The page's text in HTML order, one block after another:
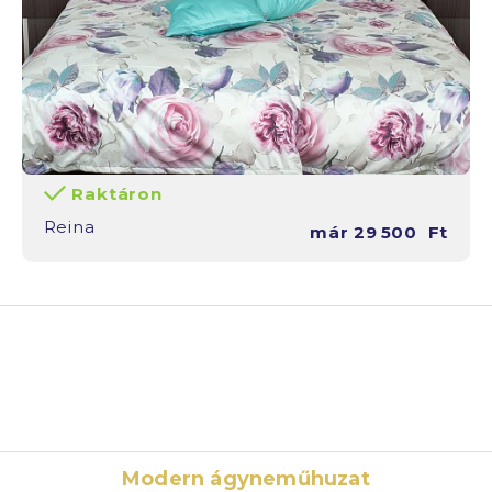
Raktáron
Reina
már29 500 Ft
Modern ágyneműhuzat